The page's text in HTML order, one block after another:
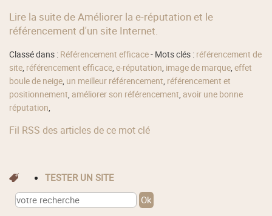
Lire la suite de Améliorer la e-réputation et le
référencement d'un site Internet.
Classé dans : Référencement efficace- Mots clés : référencement de
site, référencement efficace,e-réputation, image de marque,effet
boule de neige, un meilleur référencement, référencement et
positionnement, améliorer son référencement, avoir une bonne
réputation,
Fil RSS des articles de ce mot clé
TESTER UN SITE